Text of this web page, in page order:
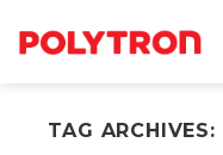
TAG ARCHIVES: